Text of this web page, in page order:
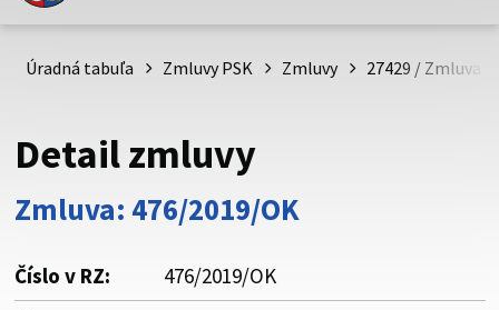
Toto je oficiálna webová stránka Prešovského
psk.sk.
Buďte pozorní a vždy sa uistite, že zdieľate informácie iba
cez zabezpečenú webovú stránku. Zabezpečená stránka
vždy začína https:// pred názvom domény webového sídla.
Úradná tabuľa Zmluvy PSK Zmluvy 27429 / Zmluva
Detail zmluvy
Zmluva: 476/2019/OK
Číslo v RZ:
476/2019/OK